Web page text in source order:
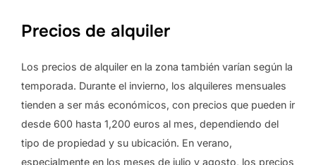
Precios de alquiler
Los precios de alquiler en la zona también varían según la
temporada. Durante el invierno, los alquileres mensuales
tienden a ser más económicos, con precios que pueden ir
desde 600 hasta 1,200 euros al mes, dependiendo del
tipo de propiedad y su ubicación. En verano,
especialmente en los meses de julio y agosto, los precios